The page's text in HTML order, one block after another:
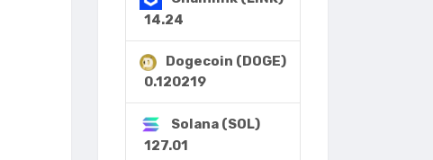
14.24
Dogecoin (DOGE)
0.120219
Solana (SOL)
127.01